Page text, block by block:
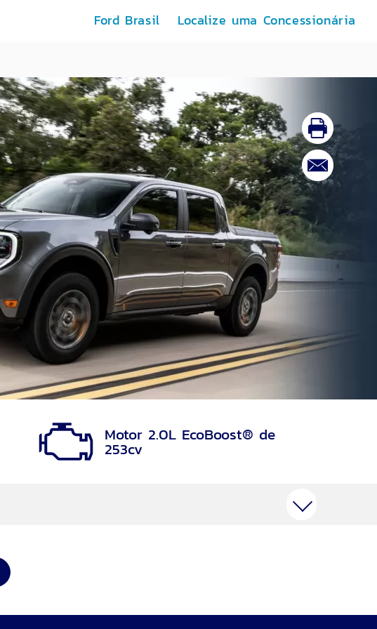
Ford Brasil Localize uma Concessionária
Motor 2.0L EcoBoost® de
253cv